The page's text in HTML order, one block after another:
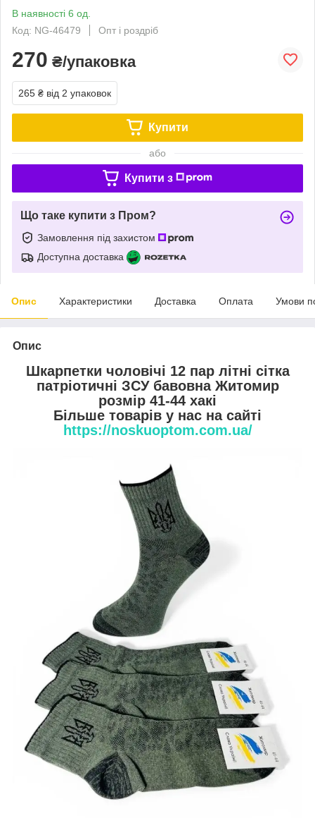
В наявності 6 од.
Код: NG-46479
Опт і роздріб
270 ₴/упаковка
265 ₴ від 2 упаковок
Купити
або
Купити з
Що таке купити з Пром?
Замовлення під захистом
Доступна доставка
Опис Характеристики Доставка Оплата Умови
Опис
Шкарпетки чоловічі 12 пар літні сітка
патріотичні ЗСУ бавовна Житомир
розмір 41-44 хакі
Більше товарів у нас на сайті
https://noskuoptom.com.ua/